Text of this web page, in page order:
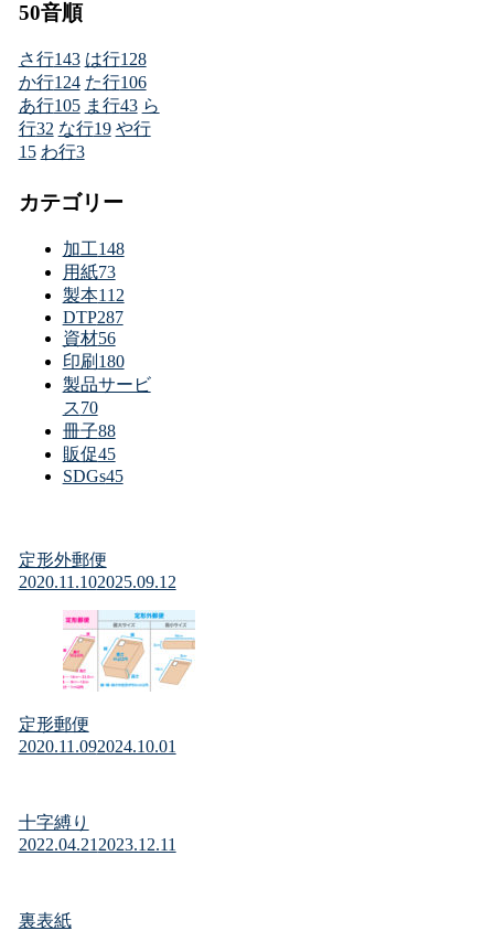
50音順
さ行143 は行128
か行124 た行106
あ行105 ま行43 ら
行32 な行19 や行
15 わ行3
カテゴリー
加工148
用紙73
製本112
DTP287
資材56
印刷 180
製品サービ
ス70
冊子88
販促45
SDGs45
定形外郵便
2020.11.102025.09.12
定形郵便
2020.11.092024.10.01
十字縛り
2022.04.21 2023.12.11
裏表紙